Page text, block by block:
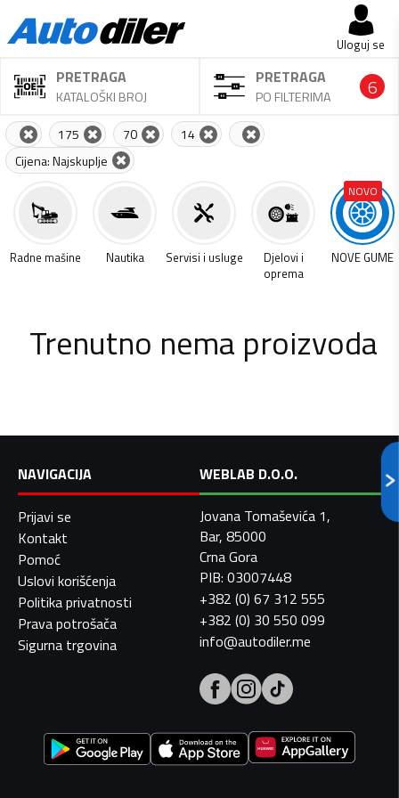
Uloguj se
PRETRAGA
KATALOŠKI BROJ
PRETRAGA
PO FILTERIMA 6
175 70
14
Cijena: Najskuplje
Radne mašine Nautika Servisi i usluge
Djelovi i
oprema
NOVO
NOVE GUME
Trenutno nema proizvoda
NAVIGACIJA
Prijavi se
Kontakt
Pomoć
Uslovi korišćenja
Politika privatnosti
Prava potrošača
Sigurna trgovina
WEBLAB D.O.O.
Jovana Tomaševića 1,
Bar, 85000
Crna Gora
PIB: 03007448
+382 (0) 67 312 555
+382 (0) 30 550 099
info@autodiler.me